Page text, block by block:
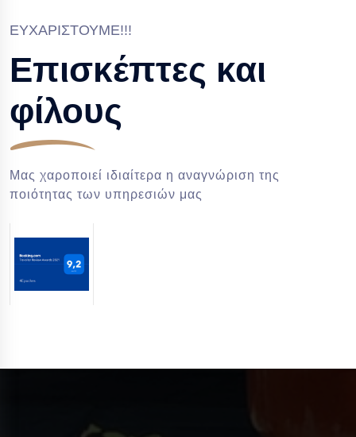
ΕΥΧΑΡΙΣΤΟΎΜΕ!!!
Επισκέπτες και
φίλους
Μας χαροποιεί ιδιαίτερα η αναγνώριση της
ποιότητας των υπηρεσιών μας